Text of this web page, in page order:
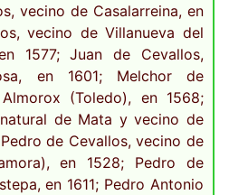
vecino de Casalarreina, en
vecino de Villanueva del
1577; Juan de Cevallos,
en 1601; Melchor de
(Toledo), en 1568;
de Mata y vecino de
de Cevallos, vecino de
en 1528; Pedro de
en 1611; Pedro Antonio